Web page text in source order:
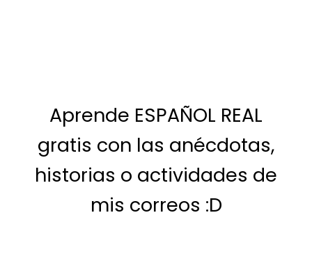
Aprende ESPAÑOL REAL
gratis con las anécdotas,
historias o actividades de
mis correos :D